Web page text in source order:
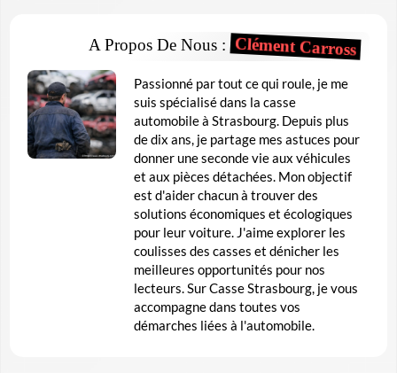
A Propos De Nous : Clément Carross
Passionné par tout ce qui roule, je me
suis spécialisé dans la casse
automobile à Strasbourg. Depuis plus
de dix ans, je partage mes astuces pour
donner une seconde vie aux véhicules
et aux pièces détachées. Mon objectif
est d'aider chacun à trouver des
solutions économiques et écologiques
pour leur voiture. J'aime explorer les
coulisses des casses et dénicher les
meilleures opportunités pour nos
lecteurs. Sur Casse Strasbourg, je vous
accompagne dans toutes vos
démarches liées à l'automobile.